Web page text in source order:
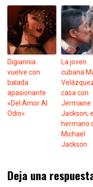
Digiannia
vuelve con
balada
apasionante
«Del Amor Al
Odio»
La joven
cubana
casa con
Jermaine
Jackson, el
hermano
Michael
Jackson
Deja una